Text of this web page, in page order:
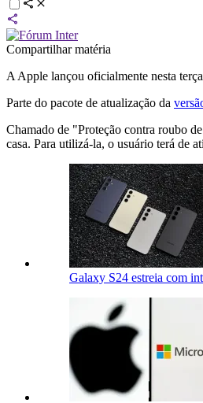
Compartilhar matéria
A Apple lançou oficialmente nesta
Parte do pacote de atualização da
Chamado de "Proteção contra roubo
casa. Para utilizá-la, o usuário terá de
Galaxy S24 estreia com